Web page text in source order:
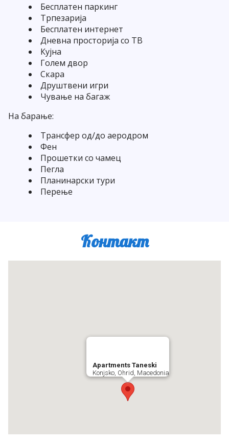
Бесплатен паркинг
Трпезарија
Бесплатен интернет
Дневна просторија со ТВ
Кујна
Голем двор
Скара
Друштвени игри
Чување на багаж
На барање:
Трансфер од/до аеродром
Фен
Прошетки со чамец
Пегла
Планинарски тури
Перење
Контакт
Apartments Taneski
Konjsko, Ohrid, Macedonia